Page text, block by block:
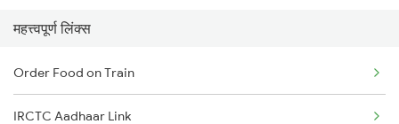
महत्त्वपूर्ण लिंक्स
Order Food on Train
IRCTC Aadhaar Link